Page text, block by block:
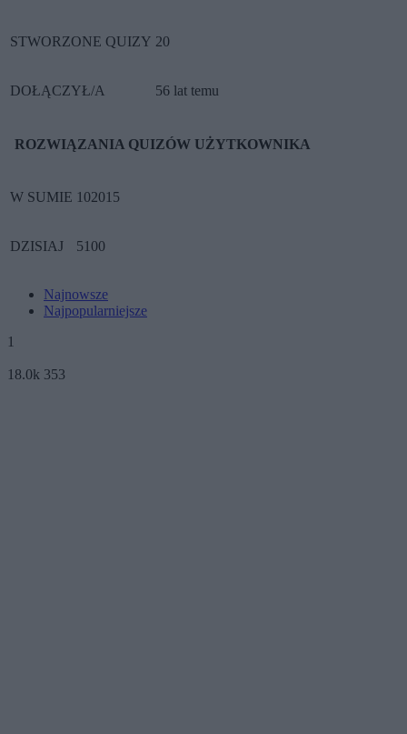
STWORZONE QUIZY 20
DOŁĄCZYŁ/A 56 lat temu
ROZWIĄZANIA QUIZÓW UŻYTKOWNIKA
W SUMIE 102015
DZISIAJ 5100
Najnowsze
Najpopularniejsze
1
18.0k 353